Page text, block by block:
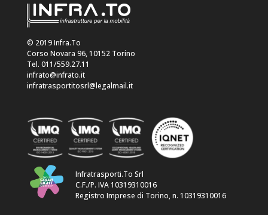
© 2019 Infra.To
Corso Novara 96, 10152 Torino
Tel. 011/559.27.11
infrato@infrato.it
infratrasportitosrl@legalmail.it
Infratrasporti.To Srl
C.F./P. IVA 10319310016
Registro Imprese di Torino, n. 10319310016